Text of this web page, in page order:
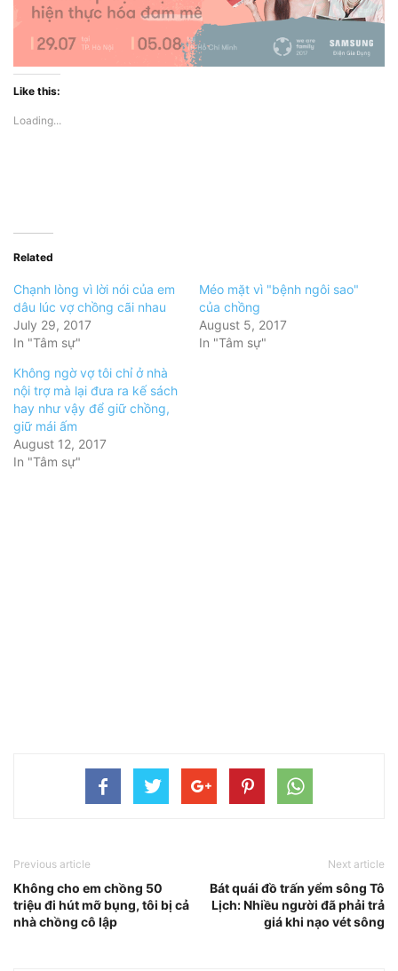
Like this:
Loading...
Related
Chạnh lòng vì lời nói của em
dâu lúc vợ chồng cãi nhau
July 29, 2017
In "Tâm sự"
Méo mặt vì "bệnh ngôi sao"
của chồng
August 5, 2017
In "Tâm sự"
Không ngờ vợ tôi chỉ ở nhà
nội trợ mà lại đưa ra kế sách
hay như vậy để giữ chồng,
giữ mái ấm
August 12, 2017
In "Tâm sự"
Previous article
Không cho em chồng 50
triệu đi hút mỡ bụng, tôi bị cả
nhà chồng cô lập
Next article
Bát quái đồ trấn yểm sông Tô
Lịch: Nhiều người đã phải trả
giá khi nạo vét sông